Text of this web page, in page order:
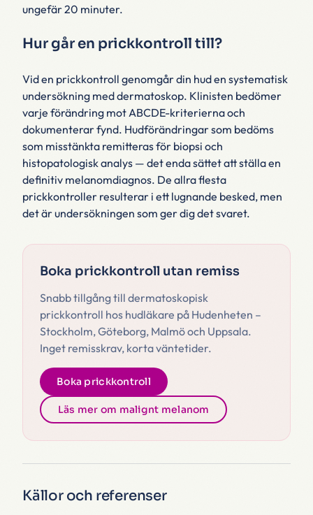
ungefär 20 minuter.
Hur går en prickkontroll till?
Vid en prickkontroll genomgår din hud en systematisk
undersökning med dermatoskop. Klinisten bedömer
varje förändring mot ABCDE-kriterierna och
dokumenterar fynd. Hudförändringar som bedöms
som misstänkta remitteras för biopsi och
histopatologisk analys — det enda sättet att ställa en
definitiv melanomdiagnos. De allra flesta
prickkontroller resulterar i ett lugnande besked, men
det är undersökningen som ger dig det svaret.
Boka prickkontroll utan remiss
Snabb tillgång till dermatoskopisk
prickkontroll hos hudläkare på Hudenheten –
Stockholm, Göteborg, Malmö och Uppsala.
Inget remisskrav, korta väntetider.
Boka prickkontroll
Läs mer om malignt melanom
Källor och referenser